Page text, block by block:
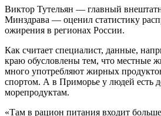
Виктор Тутельян — главный
Минздрава — оценил статистику
ожирения в регионах России.
Как считает специалист, данные,
краю обусловлены тем, что местные
много употребляют жирных
спортом. А в Приморье у людей есть
морепродуктам.
«Там в рацион питания входит